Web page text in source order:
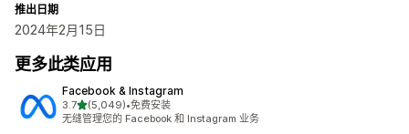
推出日期
2024年2月15日
更多此类应用
Facebook & Instagram
3.7星（满分 5 星）
(5,049)
总共 5049 条评论
•免费安装
无缝管理您的 Facebook 和 Instagram 业务